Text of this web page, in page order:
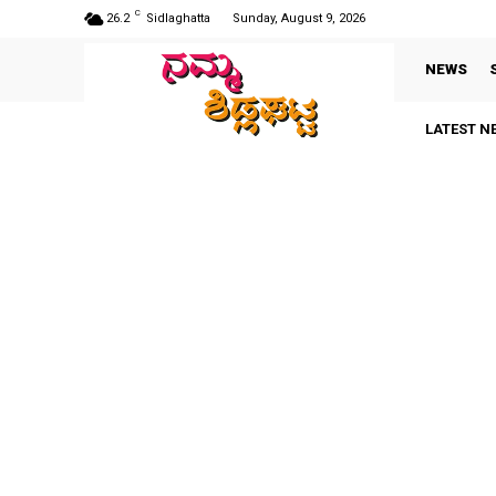
26.2 C Sidlaghatta Sunday, August 9, 2026
NEWS
LATEST